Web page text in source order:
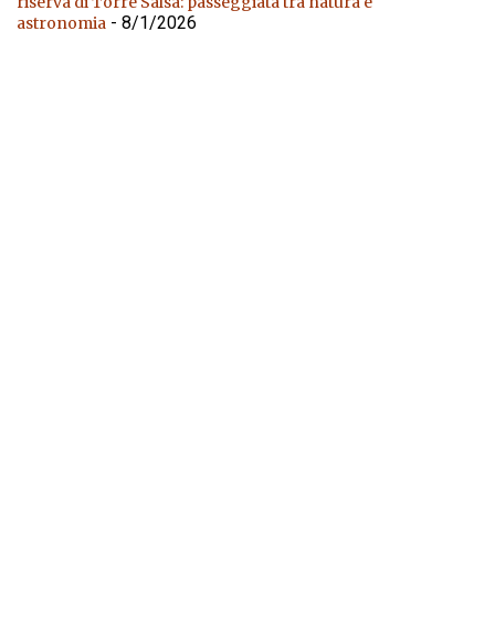
astronomia - 8/1/2026